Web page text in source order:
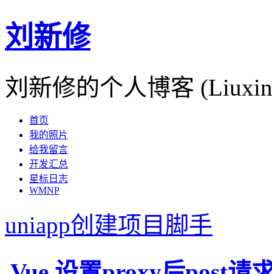
刘新修
刘新修的个人博客
首页
我的照片
给我留言
开发汇总
星标日志
WMNP
uniapp创建项目脚手